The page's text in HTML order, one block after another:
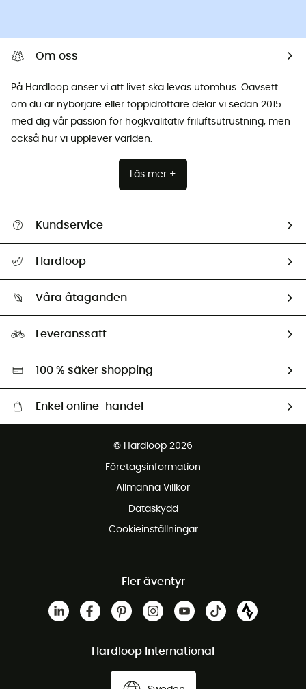
Om oss
På Hardloop anser vi att livet ska levas utomhus. Oavsett
om du är nybörjare eller toppidrottare delar vi sedan 2015
med dig vår passion för högkvalitativ friluftsutrustning, men
också hur vi upplever världen.
Läs mer +
Kundservice
Retur & återbetalning
Hardloop
Ambassadörer
Våra åtaganden
Miljöanpassat urval
Leveranssätt
100 % säker shopping
Enkel online-handel
© Hardloop 2026
Företagsinformation
Allmänna Villkor
Dataskydd
Cookieinställningar
Fler äventyr
Hardloop International